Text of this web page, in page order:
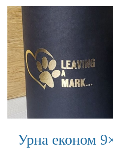
Урна економ